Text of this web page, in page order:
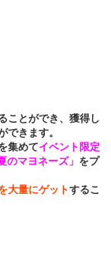
ことができ、獲得し
できます。
集めてイベント限定
マヨネーズ」 をプ
大量にゲットするこ